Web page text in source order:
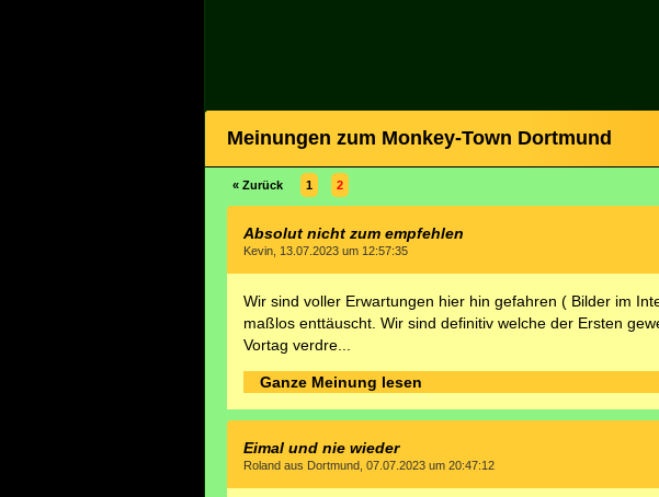
Meinungen zum Monkey-Town Dortmund
« Zurück 1 2
Absolut nicht zum empfehlen
Kevin, 13.07.2023 um 12:57:35
Wir sind voller Erwartungen hier hin gefahren ( Bilder im
maßlos enttäuscht. Wir sind definitiv welche der Ersten
Vortag verdre...
Ganze Meinung lesen
Eimal und nie wieder
Roland aus Dortmund, 07.07.2023 um 20:47:12